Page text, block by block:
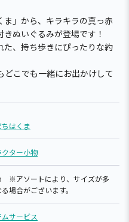
」から、キラキラの真っ赤
ぬいぐるみが登場です！
た、持ち歩きにぴったりな約
こでも一緒にお出かけして
ちはくま
クター小物
※アソートにより、サイズが多
場合がございます。
サービス